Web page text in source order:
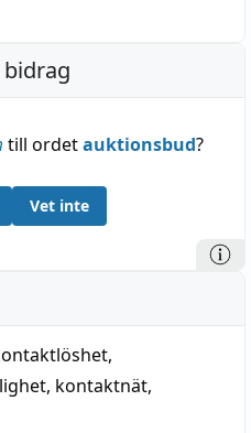
bidrag
till ordetauktionsbud?
Vet inte
,
, kontaktnät,